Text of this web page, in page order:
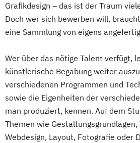
Grafikdesign – das ist der Traum
Doch wer sich bewerben will,
eine Sammlung von eigens
Wer über das nötige Talent verfügt,
künstlerische Begabung weiter
verschiedenen Programmen und
sowie die Eigenheiten der
man produziert, kennen. Auf dem
Themen wie Gestaltungsgrundlagen,
Webdesign, Layout, Fotografie oder